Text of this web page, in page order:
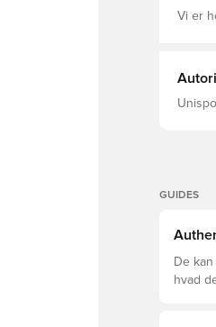
Vi er
GUIDES
De
hvad